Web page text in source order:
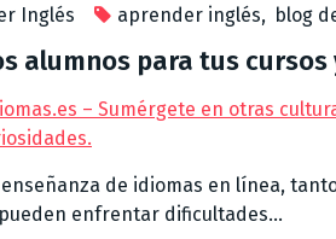
Inglés aprender inglés, blog
alumnos para tus cursos
– Sumérgete en otras
de idiomas en línea,
enfrentar dificultades...